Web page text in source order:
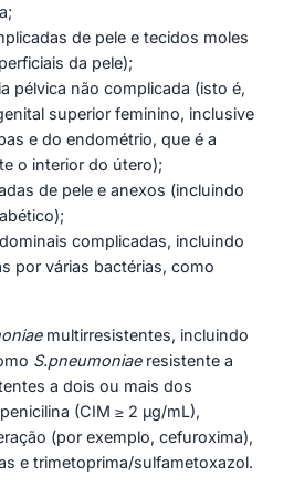
de pele e tecidos moles
da pele);
pélvica não complicada (isto é,
superior feminino, inclusive
e do endométrio, que é a
o interior do útero);
de pele e anexos (incluindo
complicadas, incluindo
por várias bactérias, como
multirresistentes, incluindo
S.pneumoniaeresistente a
a dois ou mais dos
(CIM ≥ 2 μg/mL),
(por exemplo, cefuroxima),
e trimetoprima/sulfametoxazol.